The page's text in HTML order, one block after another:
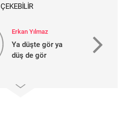
ÇEKEBILIR
Erkan Yılmaz
Ya düşte gör ya
düş de gör